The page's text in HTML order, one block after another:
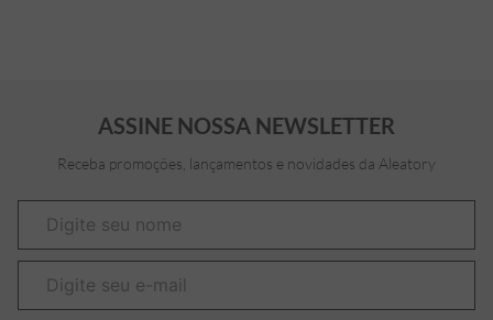
ASSINE NOSSA NEWSLETTER
Receba promoções, lançamentos e novidades da Aleatory